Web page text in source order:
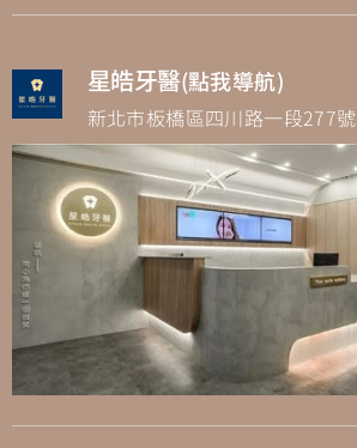
星皓牙醫(點我導航)
新北市板橋區四川路一段277號